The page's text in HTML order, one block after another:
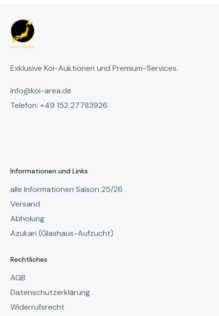
Exklusive Koi-Auktionen und Premium-Services.
info@koi-area.de
Telefon: +49 152 27783926
Informationen und Links
alle Informationen Saison 25/26
Versand
Abholung
Azukari (Glashaus-Aufzucht)
Rechtliches
AGB
Datenschutzerklärung
Widerrufsrecht